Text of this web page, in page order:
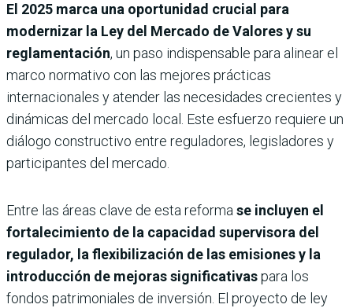
El 2025 marca una oportunidad crucial para
modernizar la Ley del Mercado de Valores y su
reglamentación, un paso indispensable para alinear el
marco normativo con las mejores prácticas
internacionales y atender las necesidades crecientes y
dinámicas del mercado local. Este esfuerzo requiere un
diálogo constructivo entre reguladores, legisladores y
participantes del mercado.
Entre las áreas clave de esta reformase incluyen el
fortalecimiento de la capacidad supervisora del
regulador, la flexibilización de las emisiones y la
introducción de mejoras significativaspara los
fondos patrimoniales de inversión. El proyecto de ley